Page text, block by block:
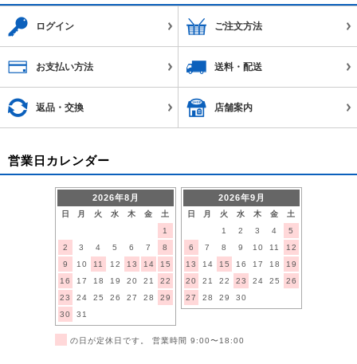
ログイン ご注文方法
お支払い方法 送料・配送
返品・交換 店舗案内
営業日カレンダー
2026年8月
日 月 火 水 木 金
土
1
2
3 4 5 6 7
8
9
10 11 12 13 14
15
16
17 18 19 20 21
22
23
24 25 26 27 28
29
30
31
2026年9月
日 月 火 水 木 金
土
1
2 3 4
5
6
7 8 9 10 11
12
13
14 15 16 17 18
19
20
21 22 23 24 25
26
27
28 29 30
の日が定休日です。 営業時間 9:00〜18:00